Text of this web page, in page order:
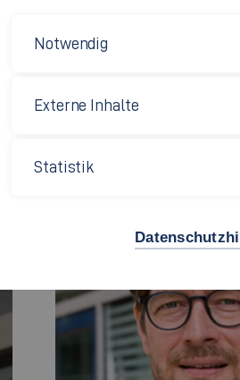
Notwendig
Externe Inhalte
Statistik